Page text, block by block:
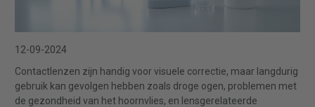
12-09-2024
Contactlenzen zijn handig voor visuele correctie, maar langdurig
gebruik kan gevolgen hebben zoals droge ogen, problemen met
de gezondheid van het hoornvlies, en lensgerelateerde